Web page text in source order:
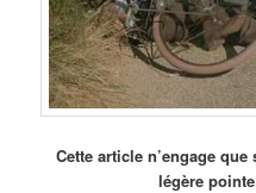
Cette article n’engage
légère